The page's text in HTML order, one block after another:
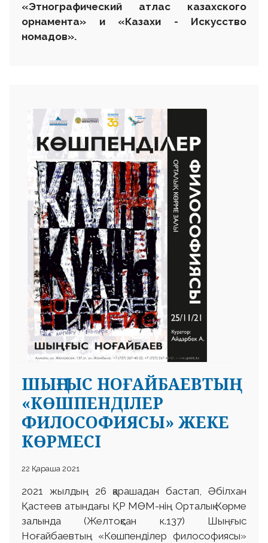
«Этнографический атлас казахского
орнамента» и «Казахи - Искусство
номадов».
ШЫҢҒЫС НОҒАЙБАЕВТЫҢ
«КӨШПЕНДІЛЕР
ФИЛОСОФИЯСЫ» ЖЕКЕ
КӨРМЕСІ
22 Қараша 2021
2021 жылдың 26 қарашадан бастап, Әбілхан
Қастеев атындағы ҚР МӨМ-нің Орталық Көрме
залында (Желтоқсан к.137) Шыңғыс
Ноғайбаевтың «Көшпенділер философиясы»